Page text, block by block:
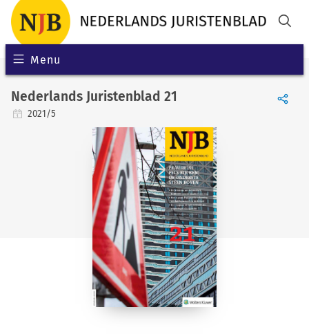
Menu
Nederlands Juristenblad 21
2021/5